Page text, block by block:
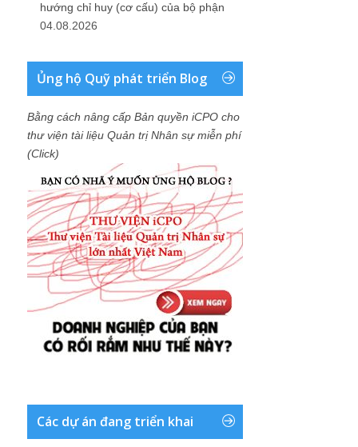
hướng chỉ huy (cơ cấu) của bộ phận
04.08.2026
Ủng hộ Quỹ phát triển Blog
Bằng cách nâng cấp Bản quyền iCPO cho
thư viện tài liệu Quản trị Nhân sự miễn phí
(Click)
Các dự án đang triển khai